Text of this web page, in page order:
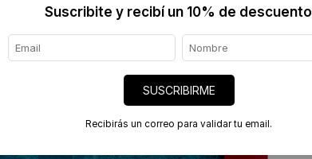
Suscribite y recibí un 10% de descuento
SUSCRIBIRME
Recibirás un correo para validar tu email.